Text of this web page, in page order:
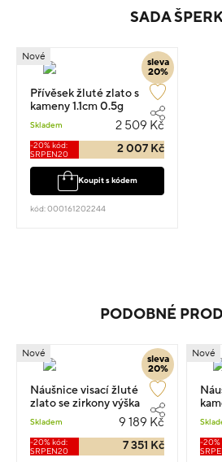
SADA
sleva
20%
Nové
Přívěsek žluté zlato s
kameny 1.1cm 0.5g
Skladem 2 509 Kč
-20% kód:
SRPEN20
2 007 Kč
Koupit s kódem
kód: 000161202244
PODOBNÉ
sleva
20%
Nové
Náušnice visací žluté
zlato se zirkony výška
Skladem 9 189 Kč
-20% kód:
SRPEN20
7 351 Kč
Nové
-20%